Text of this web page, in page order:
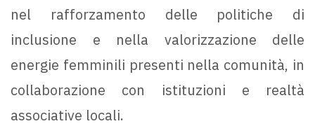
nel rafforzamento delle politiche di
inclusione e nella valorizzazione delle
energie femminili presenti nella comunità, in
collaborazione con istituzioni e realtà
associative locali.